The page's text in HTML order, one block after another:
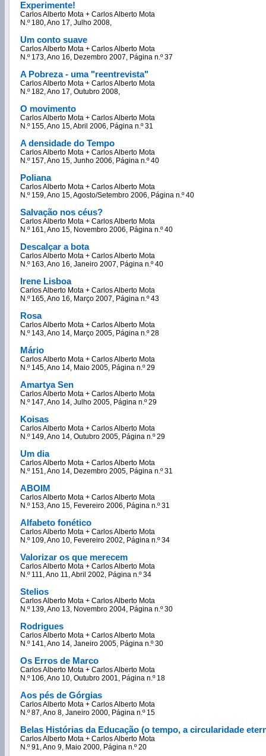
Experimente!
Carlos Alberto Mota + Carlos Alberto Mota
N.º 180, Ano 17, Julho 2008,
Um conto suave
Carlos Alberto Mota + Carlos Alberto Mota
N.º 173, Ano 16, Dezembro 2007, Página n.º 37
A Pobreza - uma "reentrevista"
Carlos Alberto Mota + Carlos Alberto Mota
N.º 182, Ano 17, Outubro 2008,
O movimento
Carlos Alberto Mota + Carlos Alberto Mota
N.º 155, Ano 15, Abril 2006, Página n.º 31
A densidade do Tempo
Carlos Alberto Mota + Carlos Alberto Mota
N.º 157, Ano 15, Junho 2006, Página n.º 40
Poliana
Carlos Alberto Mota + Carlos Alberto Mota
N.º 159, Ano 15, Agosto/Setembro 2006, Página n.º 40
Salvação nos céus?
Carlos Alberto Mota + Carlos Alberto Mota
N.º 161, Ano 15, Novembro 2006, Página n.º 40
Descalçar a bota
Carlos Alberto Mota + Carlos Alberto Mota
N.º 163, Ano 16, Janeiro 2007, Página n.º 40
Irene Lisboa
Carlos Alberto Mota + Carlos Alberto Mota
N.º 165, Ano 16, Março 2007, Página n.º 43
Rosa
Carlos Alberto Mota + Carlos Alberto Mota
N.º 143, Ano 14, Março 2005, Página n.º 28
Mário
Carlos Alberto Mota + Carlos Alberto Mota
N.º 145, Ano 14, Maio 2005, Página n.º 29
Amartya Sen
Carlos Alberto Mota + Carlos Alberto Mota
N.º 147, Ano 14, Julho 2005, Página n.º 29
Koisas
Carlos Alberto Mota + Carlos Alberto Mota
N.º 149, Ano 14, Outubro 2005, Página n.º 29
Um dia
Carlos Alberto Mota + Carlos Alberto Mota
N.º 151, Ano 14, Dezembro 2005, Página n.º 31
ABOIM
Carlos Alberto Mota + Carlos Alberto Mota
N.º 153, Ano 15, Fevereiro 2006, Página n.º 31
Alfabeto fonético
Carlos Alberto Mota + Carlos Alberto Mota
N.º 109, Ano 10, Fevereiro 2002, Página n.º 34
Valorizar os que merecem
Carlos Alberto Mota + Carlos Alberto Mota
N.º 111, Ano 11, Abril 2002, Página n.º 34
Stelios
Carlos Alberto Mota + Carlos Alberto Mota
N.º 139, Ano 13, Novembro 2004, Página n.º 30
Rodrigues
Carlos Alberto Mota + Carlos Alberto Mota
N.º 141, Ano 14, Janeiro 2005, Página n.º 30
Os Erros de Marco
Carlos Alberto Mota + Carlos Alberto Mota
N.º 106, Ano 10, Outubro 2001, Página n.º 18
Aos pés de Górgias
Carlos Alberto Mota + Carlos Alberto Mota
N.º 87, Ano 8, Janeiro 2000, Página n.º 15
Belas Histórias da Educação (o tempo, a circularidade
Carlos Alberto Mota + Carlos Alberto Mota
N.º 91, Ano 9, Maio 2000, Página n.º 20